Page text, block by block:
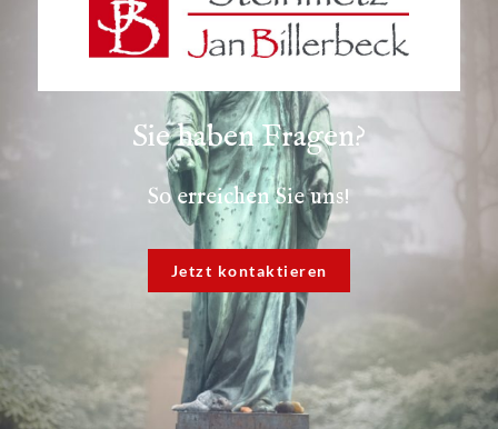
Sie haben Fragen?
So erreichen Sie uns!
Jetzt kontaktieren